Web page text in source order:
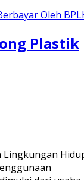
Plastik
Lingkungan